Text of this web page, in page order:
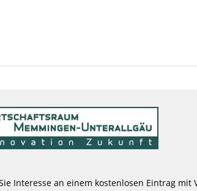
Interesse an einem kostenlosen Eintrag mit